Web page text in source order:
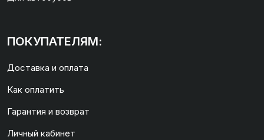
ПОКУПАТЕЛЯМ:
Доставка и оплата
Как оплатить
Гарантия и возврат
Личный кабинет